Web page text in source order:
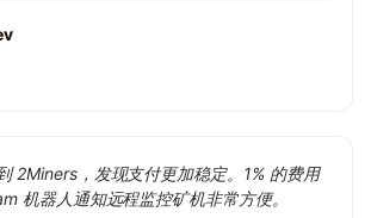
2Miners，发现支付更加稳定。1% 的费用
机器人通知远程监控矿机非常方便。